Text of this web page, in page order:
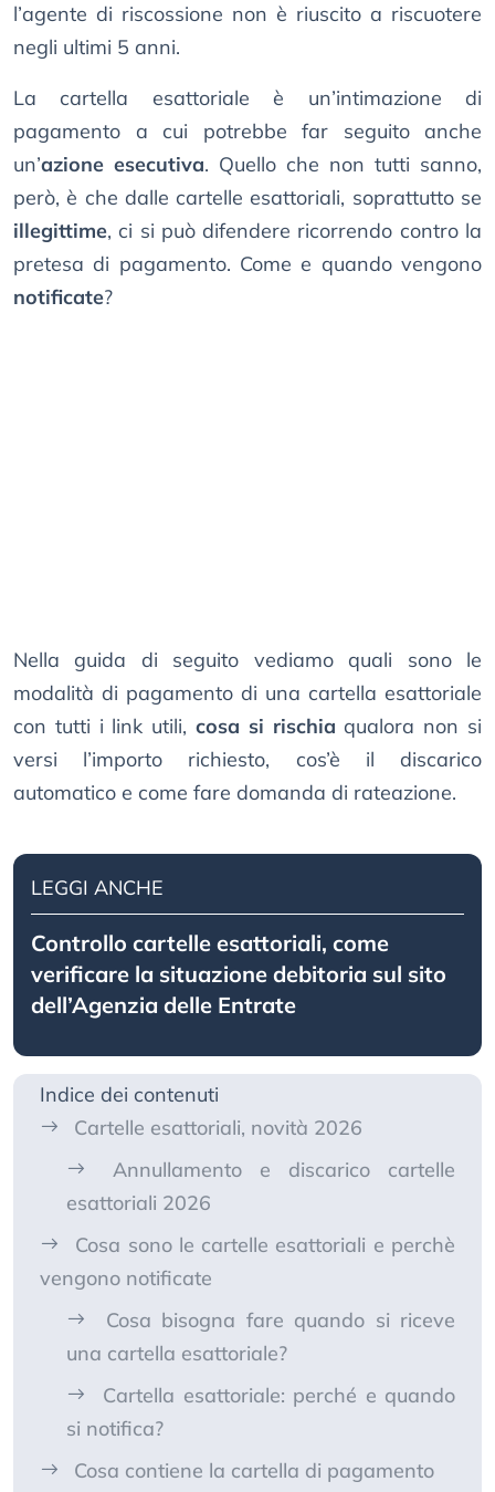
l’agente di riscossione non è riuscito a riscuotere
negli ultimi 5 anni.
La cartella esattoriale è un’intimazione di
pagamento a cui potrebbe far seguito anche
un’azione esecutiva. Quello che non tutti sanno,
però, è che dalle cartelle esattoriali, soprattutto se
illegittime, ci si può difendere ricorrendo contro la
pretesa di pagamento. Come e quando vengono
notificate?
Nella guida di seguito vediamo quali sono le
modalità di pagamento di una cartella esattoriale
con tutti i link utili, cosa si rischia qualora non si
versi l’importo richiesto, cos’è il discarico
automatico e come fare domanda di rateazione.
LEGGI ANCHE
Controllo cartelle esattoriali, come
verificare la situazione debitoria sul sito
dell’Agenzia delle Entrate
Indice dei contenuti
Cartelle esattoriali, novità 2026
Annullamento e discarico cartelle
esattoriali 2026
Cosa sono le cartelle esattoriali e perchè
vengono notificate
Cosa bisogna fare quando si riceve
una cartella esattoriale?
Cartella esattoriale: perché e quando
si notifica?
Cosa contiene la cartella di pagamento